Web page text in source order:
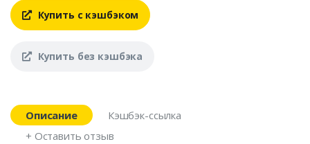
Купить с кэшбэком
Купить без кэшбэка
Описание
Кэшбэк-ссылка
+ Оставить отзыв